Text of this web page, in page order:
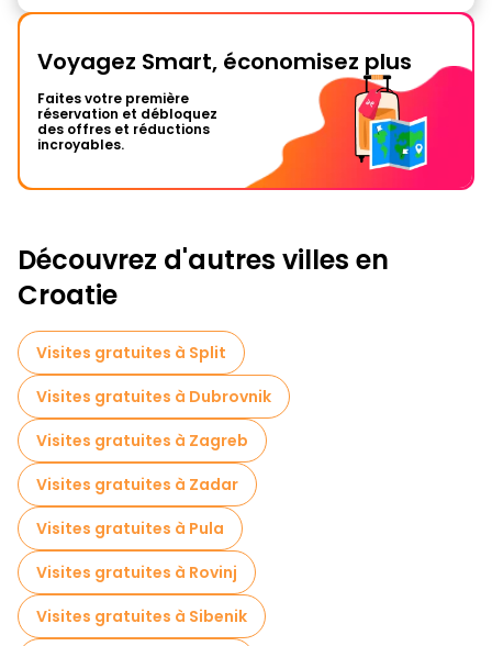
Voyagez Smart, économisez plus
Faites votre première
réservation et débloquez
des offres et réductions
incroyables.
Découvrez d'autres villes en
Croatie
Visites gratuites à Split
Visites gratuites à Dubrovnik
Visites gratuites à Zagreb
Visites gratuites à Zadar
Visites gratuites à Pula
Visites gratuites à Rovinj
Visites gratuites à Sibenik